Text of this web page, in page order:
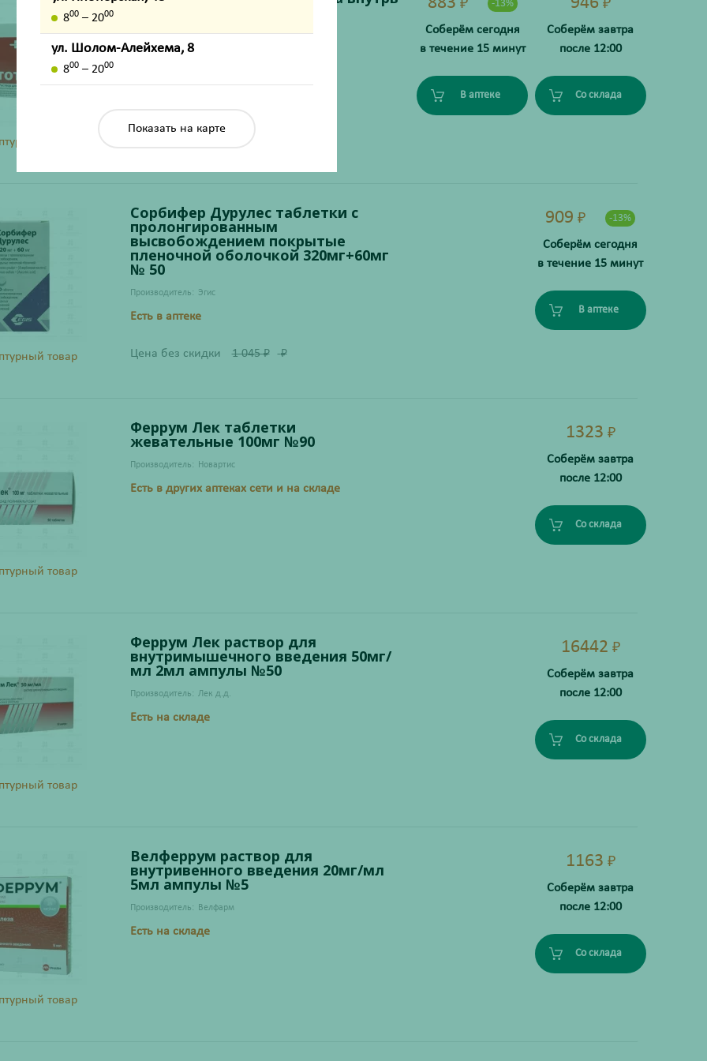
товар
Производитель: Иннотера Шузи
₽ -13%
Соберём сегодня
в течение 15 минут
В аптеке
₽
Соберём завтра
после 12:00
Со склада
товар
Сорбифер Дурулес таблетки с
пролонгированным
высвобождением покрытые
пленочной оболочкой 320мг+60мг
№ 50
Производитель: Эгис
Есть в аптеке
Цена без скидки 1 045₽ ₽
909₽ -13%
Соберём сегодня
в течение 15 минут
В аптеке
товар
Феррум Лек таблетки
жевательные 100мг №90
Производитель: Новартис
Есть в других аптеках сети и на складе
1323 ₽
Соберём завтра
после 12:00
Со склада
товар
Феррум Лек раствор для
внутримышечного введения 50мг/
мл 2мл ампулы №50
Производитель: Лек д.д.
Есть на складе
16442 ₽
Соберём завтра
после 12:00
Со склада
товар
Велферрум раствор для
внутривенного введения 20мг/мл
5мл ампулы №5
Производитель: Велфарм
Есть на складе
1163 ₽
Соберём завтра
после 12:00
Со склада
800 – 2000
ул. Шолом-Алейхема, 8
800 – 2000
Показать на карте